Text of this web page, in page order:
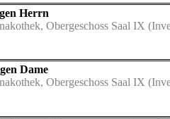
Herrn
Obergeschoss Saal IX
Dame
Obergeschoss Saal IX